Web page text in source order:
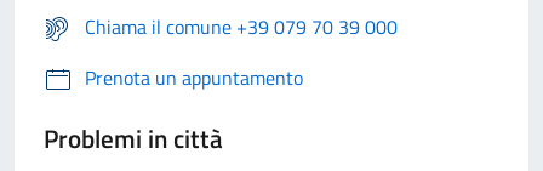
Chiama il comune +39 079 70 39 000
Prenota un appuntamento
Problemi in città